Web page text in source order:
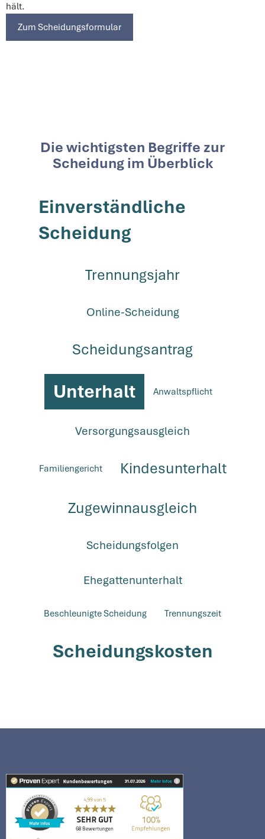
hält.
Zum Scheidungsformular
Die wichtigsten Begriffe zur
Scheidung im Überblick
Einverständliche
Scheidung
Trennungsjahr
Online-Scheidung
Scheidungsantrag
Unterhalt Anwaltspflicht
Versorgungsausgleich
Familiengericht Kindesunterhalt
Zugewinnausgleich
Scheidungsfolgen
Ehegattenunterhalt
Beschleunigte Scheidung Trennungszeit
Scheidungskosten